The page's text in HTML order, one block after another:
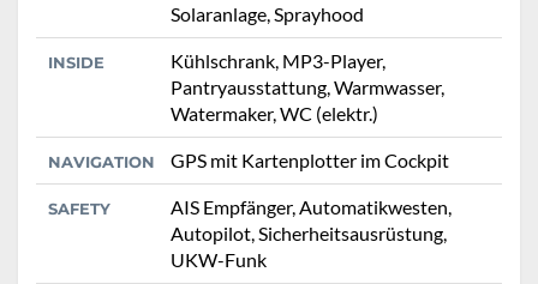
Solaranlage, Sprayhood
INSIDE
Kühlschrank, MP3-Player,
Pantryausstattung, Warmwasser,
Watermaker, WC (elektr.)
NAVIGATION GPS mit Kartenplotter im Cockpit
SAFETY
AIS Empfänger, Automatikwesten,
Autopilot, Sicherheitsausrüstung,
UKW-Funk